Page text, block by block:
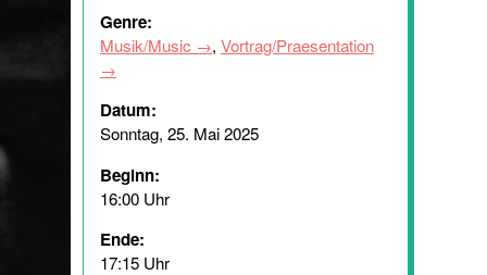
Genre:
Musik/Music , Vortrag/Praesentation
Datum:
Sonntag, 25. Mai 2025
Beginn:
16:00 Uhr
Ende:
17:15 Uhr